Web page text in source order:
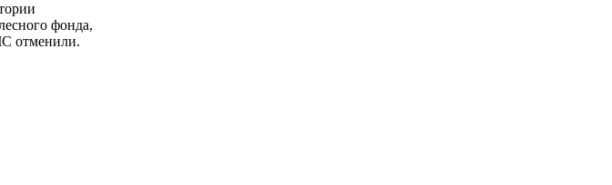
фонда,
отменили.